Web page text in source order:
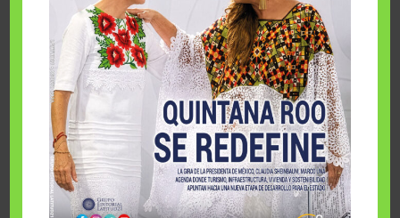
Fairmont Mayakoba y Make-A-Wish México unieron
esfuerzos para hacer realidad el deseo de una …